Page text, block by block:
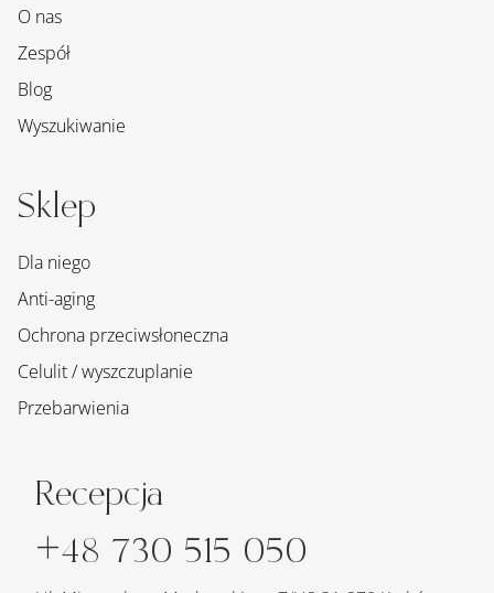
Recepcja
+48 730 515 050
Sklep
Dla niego
Anti-aging
Ochrona przeciwsłoneczna
Celulit / wyszczuplanie
Przebarwienia
O nas
Zespół
Blog
Wyszukiwanie